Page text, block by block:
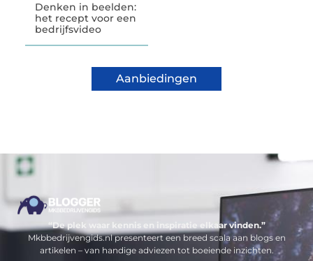
Denken in beelden:
het recept voor een
bedrijfsvideo
Aanbiedingen
“De plek waar kennis en inspiratie elkaar vinden.”
Mkbbedrijvengids.nl presenteert een breed scala aan blogs en
artikelen – van handige adviezen tot boeiende inzichten.